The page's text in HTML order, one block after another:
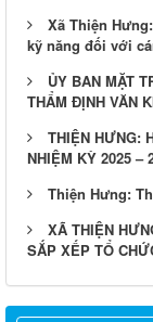
Xã Thiện
kỹ năng đối với
ỦY BAN MẶT
THẨM ĐỊNH VĂN
THIỆN HƯNG:
NHIỆM KỲ 2025 –
Thiện Hưng:
XÃ THIỆN
SẮP XẾP TỔ